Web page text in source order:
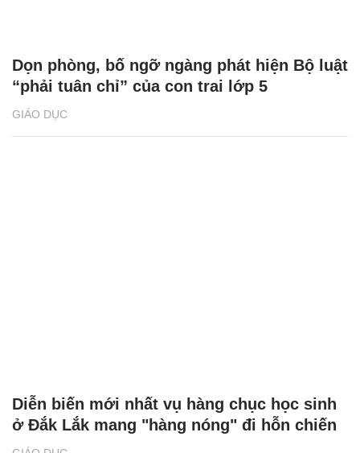
GIÁO DỤC
Dọn phòng, bố ngỡ ngàng phát hiện Bộ luật
“phải tuân chỉ” của con trai lớp 5
Diễn biến mới nhất vụ hàng chục học sinh
ở Đắk Lắk mang "hàng nóng" đi hỗn chiến